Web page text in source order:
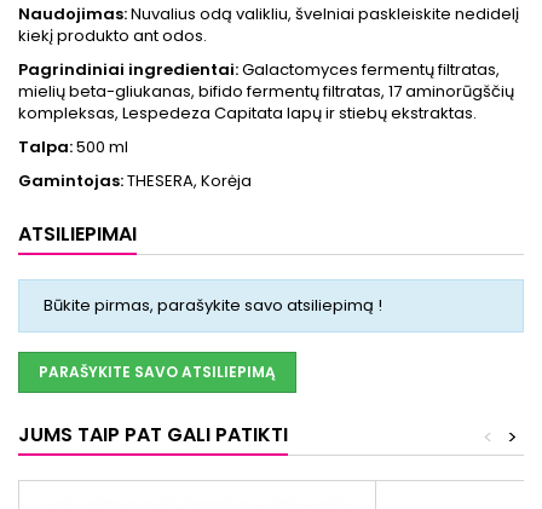
Naudojimas:Nuvalius odą valikliu, švelniai paskleiskite nedidelį
kiekį produkto ant odos.
Pagrindiniai ingredientai:Galactomyces fermentų filtratas,
mielių beta-gliukanas, bifido fermentų filtratas, 17 aminorūgščių
kompleksas, Lespedeza Capitata lapų ir stiebų ekstraktas.
Talpa:500 ml
Gamintojas:THESERA, Korėja
ATSILIEPIMAI
Būkite pirmas, parašykite savo atsiliepimą !
PARAŠYKITE SAVO ATSILIEPIMĄ
JUMS TAIP PAT GALI PATIKTI >
<